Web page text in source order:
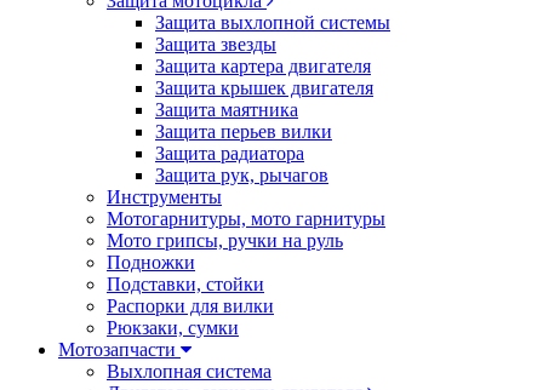
Защита выхлопной системы
Защита звезды
Защита картера двигателя
Защита крышек двигателя
Защита маятника
Защита перьев вилки
Защита радиатора
Защита рук, рычагов
Инструменты
Мотогарнитуры, мото гарнитуры
Мото грипсы, ручки на руль
Подножки
Подставки, стойки
Распорки для вилки
Рюкзаки, сумки
Мотозапчасти
Выхлопная система